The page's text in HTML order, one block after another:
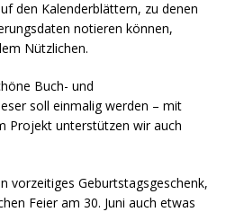
den Kalenderblättern, zu denen
notieren können,
Nützlichen.
Buch- und
soll einmalig werden – mit
Projekt unterstützen wir auch
vorzeitiges Geburtstagsgeschenk,
Feier am 30. Juni auch etwas